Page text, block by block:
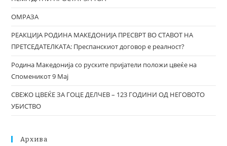
ОМРАЗА
РЕАКЦИЈА РОДИНА МАКЕДОНИЈА ПРЕСВРТ ВО СТАВОТ НА
ПРЕТСЕДАТЕЛКАТА: Преспанскиот договор е реалност?
Родина Македонија со руските пријатели положи цвеќе на
Споменикот 9 Мај
СВЕЖО ЦВЕЌЕ ЗА ГОЦЕ ДЕЛЧЕВ – 123 ГОДИНИ ОД НЕГОВОТО
УБИСТВО
Архива